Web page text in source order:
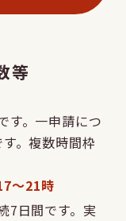
等
す。一申請につ
。複数時間枠
～21時
7日間です。実